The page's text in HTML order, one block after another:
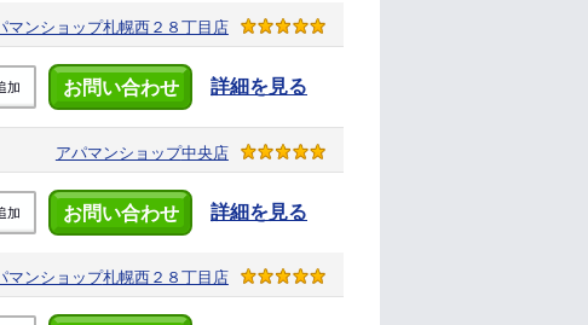
マンショップ札幌西２８丁目店
加 お問い合わせ 詳細を見る
アパマンショップ中央店
加 お問い合わせ 詳細を見る
マンショップ札幌西２８丁目店